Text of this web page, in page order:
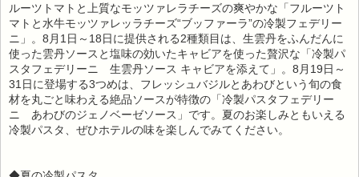
ルーツトマトと上質なモッツァレラチーズの爽やかな「フルーツト
マトと水牛モッツァレッラチーズ“ブッファーラ”の冷製フェデリー
ニ」。8月1日～18日に提供される2種類目は、生雲丹をふんだんに
使った雲丹ソースと塩味の効いたキャビアを使った贅沢な「冷製パ
スタフェデリーニ 生雲丹ソース キャビアを添えて」。8月19日～
31日に登場する3つめは、フレッシュバジルとあわびという旬の食
材を丸ごと味わえる絶品ソースが特徴の「冷製パスタフェデリー
ニ あわびのジェノベーゼソース」です。夏のお楽しみともいえる
冷製パスタ、ぜひホテルの味を楽しんでみてください。